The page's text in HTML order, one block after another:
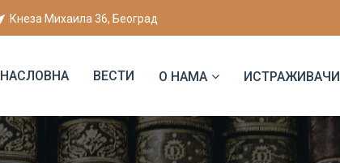
Кнеза Михаила 36, Београд
НАСЛОВНА ВЕСТИ О НАМА ИСТРАЖИВАЧИ